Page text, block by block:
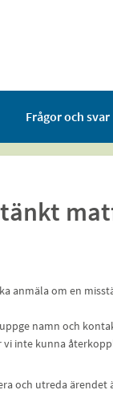
Frågor och svar
anmäla om en
namn och
inte kunna
och utreda